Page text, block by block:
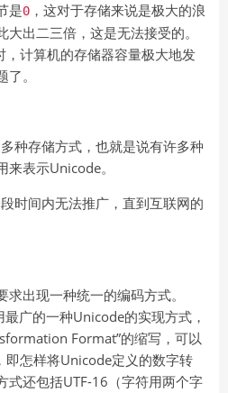
是0 ，这对于存储来说是极大的浪
出二三倍，这是无法接受的。
计算机的存储器容量极大地发
。
种存储方式，也就是说有许多种
表示Unicode。
时间内无法推广，直到互联网的
出现一种统一的编码方式。
广的一种Unicode的实现方式，
Format”的缩写，可以
怎样将Unicode定义的数字转
式还包括UTF-16（字符用两个字